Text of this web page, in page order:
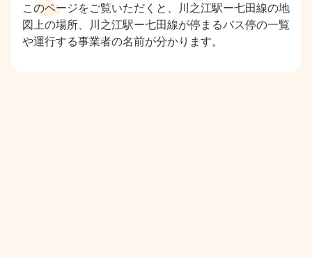
このページをご覧いただくと、川之江駅ー七田線の地
図上の場所、川之江駅ー七田線が停まるバス停の一覧
や運行する事業者の名前が分かります。